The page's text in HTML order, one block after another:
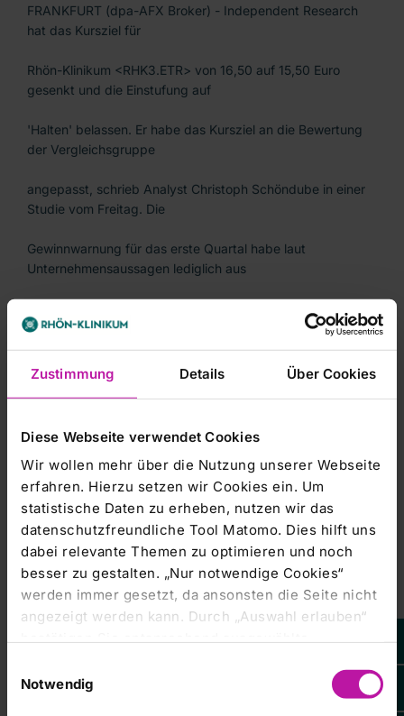
Zustimmung Details Über Cookies
Diese Webseite verwendet Cookies
Wir wollen mehr über die Nutzung unserer Webseite
erfahren. Hierzu setzen wir Cookies ein. Um
statistische Daten zu erheben, nutzen wir das
datenschutzfreundliche Tool Matomo. Dies hilft uns
dabei relevante Themen zu optimieren und noch
besser zu gestalten. „Nur notwendige Cookies“
werden immer gesetzt, da ansonsten die Seite nicht
angezeigt werden kann. Durch „Auswahl erlauben“
erlauben Sie alle eingesetzten Cookies. Sie können
Ihre
Notwendig
FRANKFURT (dpa-AFX Broker) - Independent Research
hat das Kursziel für
Rhön-Klinikum <RHK3.ETR> von 16,50 auf 15,50 Euro
gesenkt und die Einstufung auf
'Halten' belassen. Er habe das Kursziel an die Bewertung
der Vergleichsgruppe
angepasst, schrieb Analyst Christoph Schöndube in einer
Studie vom Freitag. Die
Gewinnwarnung für das erste Quartal habe laut
Unternehmensaussagen lediglich aus
Gesamtjahresziele des
Klinikbetreibers unverändert seien. Daher sei es beim
'Halten'-Votum
Leider steht
Ihnen dieser
Inhalt von EQS
Group AG
aktuell nicht
zur
optimale
Nutzererlebnis